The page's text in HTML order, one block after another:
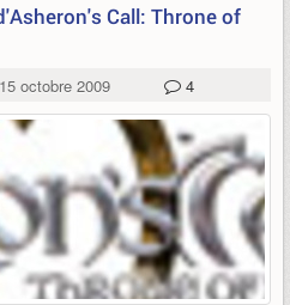
Call: Throne of
15 octobre 2009 4